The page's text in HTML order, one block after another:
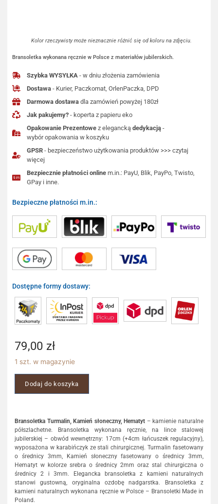
Kolor rzeczywisty może nieznacznie różnić się od koloru na zdjęciu.
Bransoletka wykonana ręcznie w Polsce z materiałów jubilerskich.
Szybka WYSYŁKA - w dniu złożenia zamówienia
Dostawa - Kurier, Paczkomat, OrlenPaczka, DPD
Darmowa dostawa dla zamówień powyżej 180zł
Jak pakujemy? - koperta z papieru eko
Opakowanie Prezentowe z eleganckądedykacją -
wybór opakowania w koszyku
GPSR - bezpieczeństwo użytkowania produktów >>> czytaj
więcej
Bezpiecznie płatności online m.in.: PayU, Blik, PayPo, Twisto,
GPay i inne.
Bezpieczne płatności m.in.:
Dostępne formy dostawy:
79,00 zł
1 szt. w magazynie
Dodaj do koszyka
Bransoletka Turmalin, Kamień słoneczny, Hematyt – kamienie naturalne
półszlachetne. Bransoletka wykonana ręcznie, na lince stalowej
jubilerskiej – obwód wewnętrzny: 17cm (+4cm łańcuszek regulacyjny),
wyposażona w karabińczyk ze stali chirurgicznej. Turmalin fasetowany
o średnicy 3mm, Kamień słoneczny fasetowany o średnicy 3mm,
Hematyt w kolorze srebra o średnicy 2mm oraz stal chirurgiczna o
średnicy 2 i 3mm. Elegancka bransoletka z kamieni naturalnych
stanowi gustowną, oryginalna ozdobę nadgarstka. Bransoletka z
kamieni naturalnych wykonana ręcznie w Polsce – Bransoletki Made in
Poland.